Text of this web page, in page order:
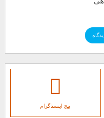
پیج اینستاگرام